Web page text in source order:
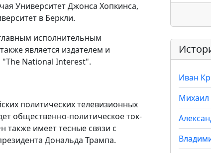
Университет Джонса Хопкинса,
в Беркли.
исполнительным
является издателем и
National Interest".
политических телевизионных
общественно-политическое ток-
имеет тесные связи с
Дональда Трампа.
Иван
Михаил